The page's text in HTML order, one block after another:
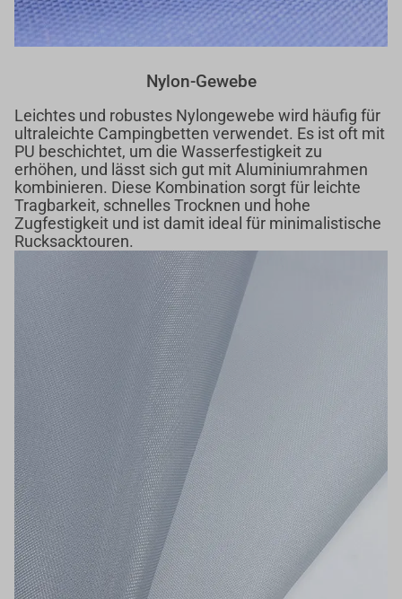
Nylon-Gewebe
Leichtes und robustes Nylongewebe wird häufig für
ultraleichte Campingbetten verwendet. Es ist oft mit
PU beschichtet, um die Wasserfestigkeit zu
erhöhen, und lässt sich gut mit Aluminiumrahmen
kombinieren. Diese Kombination sorgt für leichte
Tragbarkeit, schnelles Trocknen und hohe
Zugfestigkeit und ist damit ideal für minimalistische
Rucksacktouren.